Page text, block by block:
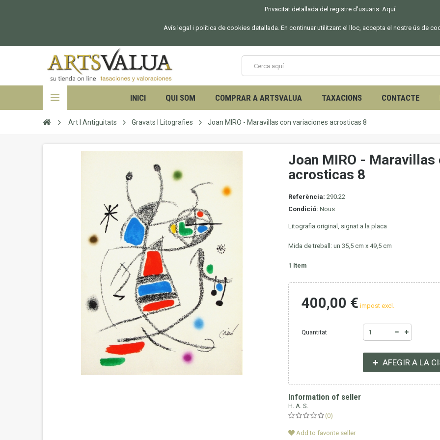
Privacitat detallada del registre d'usuaris: Aquí
Avís legal i política de cookies detallada. En continuar utilitzant el lloc, accepta el nostre ús de
INICI QUI SOM COMPRAR A ARTSVALUA TAXACIONS CONTACTE
Art I Antiguitats Gravats I Litografies Joan MIRO - Maravillas con variaciones acrosticas 8
Joan MIRO -
acrosticas 8
Referència: 290.22
Condició: Nous
Litografia original, signat a la placa
Mida de treball: un 35,5 cm x 49,5 cm
1 Item
400,00 € impost excl.
Quantitat
AFEGIR A LA
Information of seller
H. A. S.
(0)
Add to favorite seller